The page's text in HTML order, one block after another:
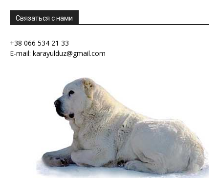
Связаться с нами
+38 066 534 21 33
E-mail: karayulduz@gmail.com